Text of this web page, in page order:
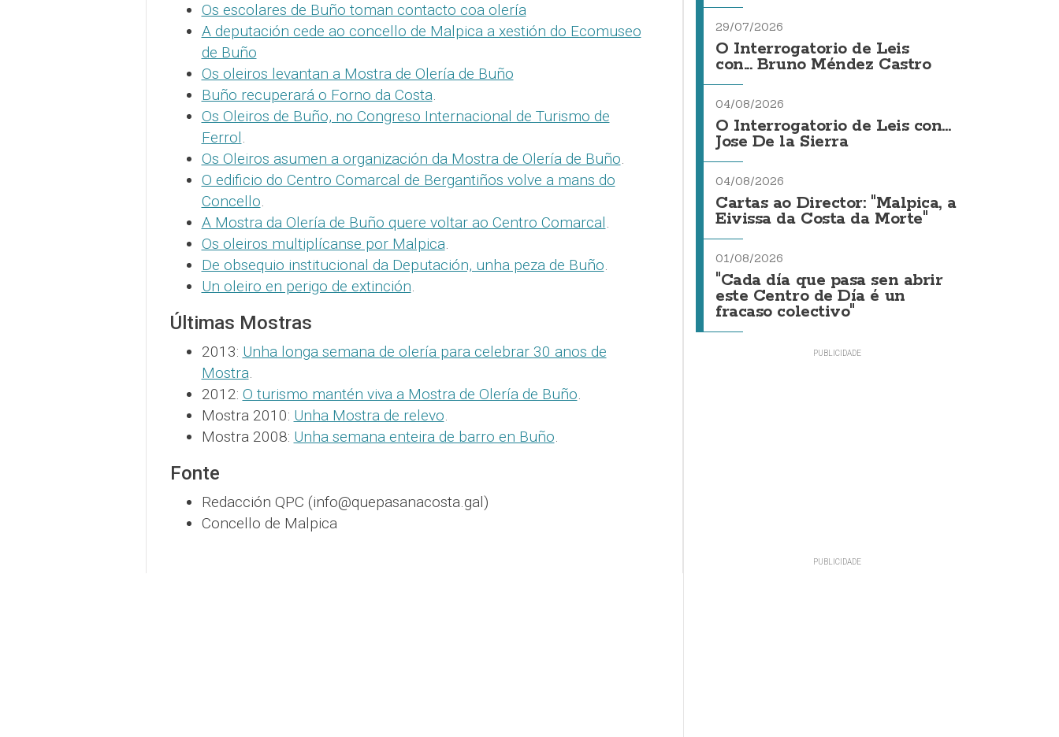
Os escolares de Buño toman contacto coa olería
A deputación cede ao concello de Malpica a xestión do Ecomuseo
de Buño
Os oleiros levantan a Mostra de Olería de Buño
Buño recuperará o Forno da Costa.
Os Oleiros de Buño, no Congreso Internacional de Turismo de
Ferrol.
Os Oleiros asumen a organización da Mostra de Olería de Buño.
O edificio do Centro Comarcal de Bergantiños volve a mans do
Concello.
A Mostra da Olería de Buño quere voltar ao Centro Comarcal.
Os oleiros multiplícanse por Malpica.
De obsequio institucional da Deputación, unha peza de Buño.
Un oleiro en perigo de extinción.
Últimas Mostras
2013: Unha longa semana de olería para celebrar 30 anos de
Mostra.
2012: O turismo mantén viva a Mostra de Olería de Buño.
Mostra 2010: Unha Mostra de relevo.
Mostra 2008: Unha semana enteira de barro en Buño.
Fonte
Redacción QPC (info@quepasanacosta.gal)
Concello de Malpica
29/07/2026
O Interrogatorio de Leis
con... Bruno Méndez Castro
04/08/2026
O Interrogatorio de Leis con...
Jose De la Sierra
04/08/2026
Cartas ao Director: "Malpica, a
Eivissa da Costa da Morte"
01/08/2026
"Cada día que pasa sen abrir
este Centro de Día é un
fracaso colectivo"